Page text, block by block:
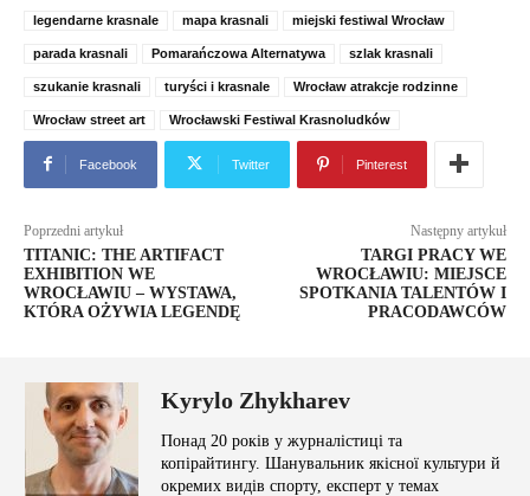
legendarne krasnale mapa krasnali miejski festiwal Wrocław
parada krasnali Pomarańczowa Alternatywa szlak krasnali
szukanie krasnali turyści i krasnale Wrocław atrakcje rodzinne
Wrocław street art Wrocławski Festiwal Krasnoludków
Facebook Twitter Pinterest
Poprzedni artykuł
TITANIC: THE ARTIFACT
EXHIBITION WE
WROCŁAWIU – WYSTAWA,
KTÓRA OŻYWIA LEGENDĘ
Następny artykuł
TARGI PRACY WE
WROCŁAWIU: MIEJSCE
SPOTKANIA TALENTÓW I
PRACODAWCÓW
Kyrylo Zhykharev
Понад 20 років у журналістиці та
копірайтингу. Шанувальник якісної культури й
окремих видів спорту, експерт у темах